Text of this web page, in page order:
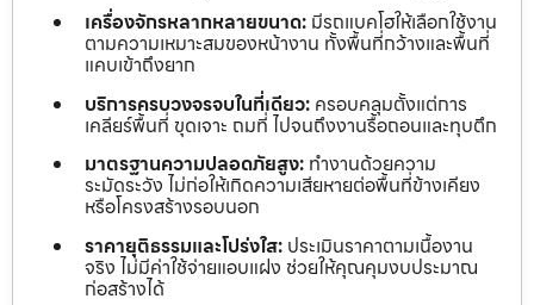
เครื่องจักรหลากหลายขนาด: มีรถแบคโฮให้เลือกใช้งาน
ตามความเหมาะสมของหน้างาน ทั้งพื้นที่กว้างและพื้นที่
แคบเข้าถึงยาก
บริการครบวงจรจบในที่เดียว: ครอบคลุมตั้งแต่การ
เคลียร์พื้นที่ ขุดเจาะ ถมที่ ไปจนถึงงานรื้อถอนและทุบตึก
มาตรฐานความปลอดภัยสูง: ทำงานด้วยความ
ระมัดระวัง ไม่ก่อให้เกิดความเสียหายต่อพื้นที่ข้างเคียง
หรือโครงสร้างรอบนอก
ราคายุติธรรมและโปร่งใส: ประเมินราคาตามเนื้องาน
จริง ไม่มีค่าใช้จ่ายแอบแฝง ช่วยให้คุณคุมงบประมาณ
ก่อสร้างได้